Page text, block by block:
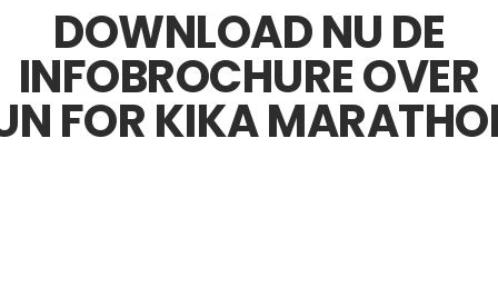
DOWNLOAD NU DE
INFOBROCHURE OVER
FOR KIKA